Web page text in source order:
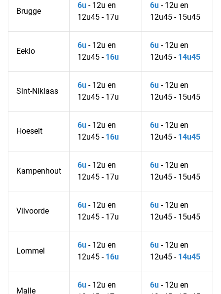
Brugge
6u - 12u en
12u45 - 17u
6u - 12u en
12u45 - 15u45
Eeklo
6u - 12u en
12u45 - 16u
6u - 12u en
12u45 - 14u45
Sint-Niklaas
6u - 12u en
12u45 - 17u
6u - 12u en
12u45 - 15u45
Hoeselt
6u - 12u en
12u45 - 16u
6u - 12u en
12u45 - 14u45
Kampenhout
6u - 12u en
12u45 - 17u
6u - 12u en
12u45 - 15u45
Vilvoorde
6u - 12u en
12u45 - 17u
6u - 12u en
12u45 - 15u45
Lommel
6u - 12u en
12u45 - 16u
6u - 12u en
12u45 - 14u45
Malle
6u - 12u en
6u - 12u en